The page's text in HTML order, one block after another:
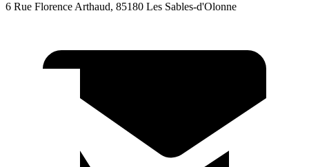
6 Rue Florence Arthaud, 85180 Les Sables-d'Olonne